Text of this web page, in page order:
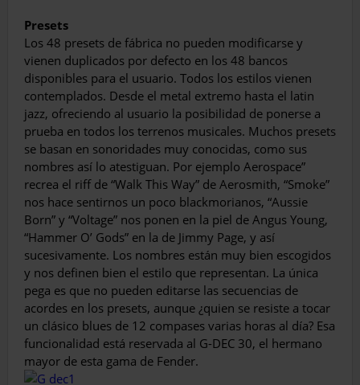
Presets
Los 48 presets de fábrica no pueden modificarse y
vienen duplicados por defecto en los 48 bancos
disponibles para el usuario. Todos los estilos vienen
contemplados. Desde el metal extremo hasta el latin
jazz, ofreciendo al usuario la posibilidad de ponerse a
prueba en todos los terrenos musicales. Muchos presets
se basan en sonoridades muy conocidas, como sus
nombres así lo atestiguan. Por ejemplo Aerospace”
recrea el riff de “Walk This Way” de Aerosmith, “Smoke”
nos hace sentirnos un poco blackmorianos, “Aussie
Born” y “Voltage” nos ponen en la piel de Angus Young,
“Hammer O’ Gods” en la de Jimmy Page, y así
sucesivamente. Los nombres están muy bien escogidos
y nos definen bien el estilo que representan. La única
pega es que no pueden editarse las secuencias de
acordes en los presets, aunque ¿quien se resiste a tocar
un clásico blues de 12 compases varias horas al día? Esa
funcionalidad está reservada al G-DEC 30, el hermano
mayor de esta gama de Fender.